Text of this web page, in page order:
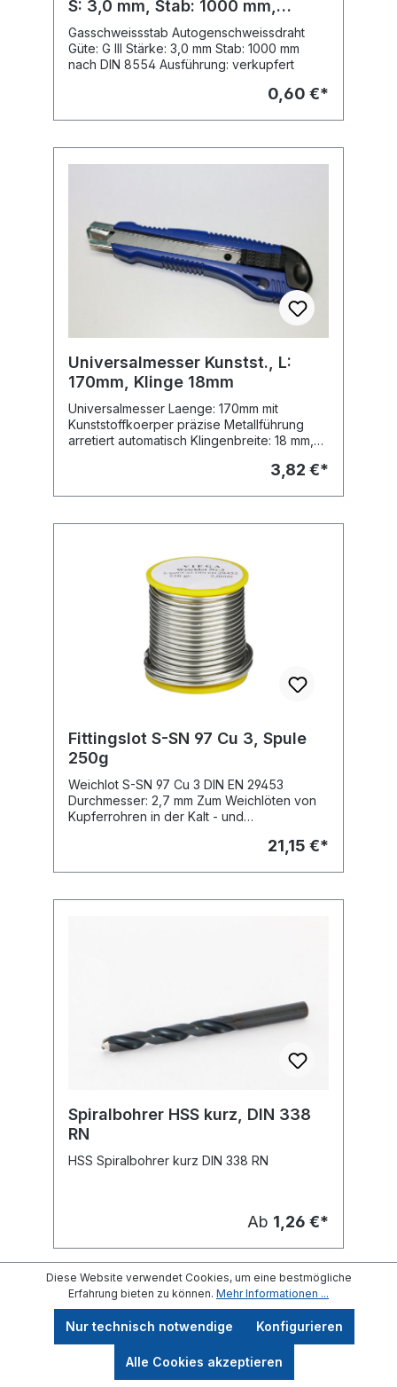
S: 3,0 mm, Stab: 1000 mm,
verkupfert
Gasschweissstab Autogenschweissdraht
Güte: G III Stärke: 3,0 mm Stab: 1000 mm
nach DIN 8554 Ausführung: verkupfert
0,60 €*
Universalmesser Kunstst., L:
170mm, Klinge 18mm
Universalmesser Laenge: 170mm mit
Kunststoffkoerper präzise Metallführung
arretiert automatisch Klingenbreite: 18 mm,
3,82 €*
Fittingslot S-SN 97 Cu 3, Spule
250g
Weichlot S-SN 97 Cu 3 DIN EN 29453
Durchmesser: 2,7 mm Zum Weichlöten von
Kupferrohren in der Kalt - und
Arbeitsblatt GW 2. Rolle 250 g Abb. ähnlich
21,15 €*
Spiralbohrer HSS kurz, DIN 338
RN
HSS Spiralbohrer kurz DIN 338 RN
Ab 1,26 €*
Diese Website verwendet Cookies, um eine bestmögliche
Erfahrung bieten zu können. Mehr Informationen ...
Nur technisch notwendige Konfigurieren
Alle Cookies akzeptieren